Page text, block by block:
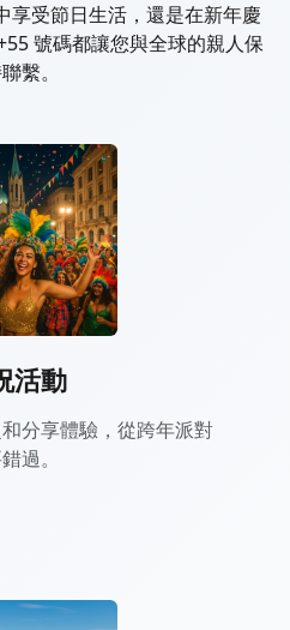
享受節日生活，還是在新年慶
號碼都讓您與全球的親人保
繫。
活動
分享體驗，從跨年派對
過。